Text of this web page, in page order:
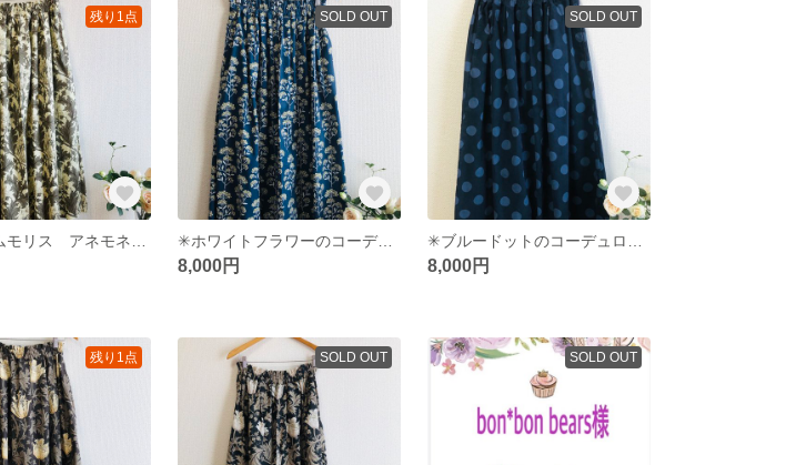
残り1点 SOLD OUT
✳︎ホワイトフラワーのコーデュロイタックギャザースカート
8,000円
SOLD OUT
8,000円
残り1点 SOLD OUT SOLD OUT